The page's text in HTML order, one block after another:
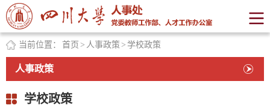
当前位置： 首页 > 人事政策 > 学校政策
人事政策
学校政策